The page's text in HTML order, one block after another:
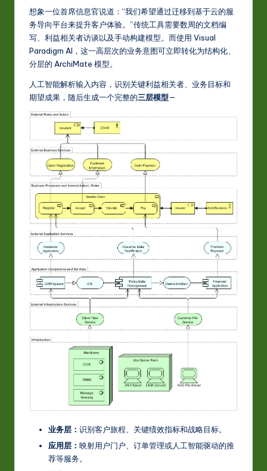
In
ti
想象一位首席信息官说道：“我们希望通过迁移到基于云的服
务导向平台来提升客户体验。”传统工具需要数周的文档编
写、利益相关者访谈以及手动构建模型。而使用 Visual
Paradigm AI，这一高层次的业务意图可立即转化为结构化、
分层的 ArchiMate 模型。
人工智能解析输入内容，识别关键利益相关者、业务目标和
期望成果，随后生成一个完整的三层模型—
业务层： 识别客户旅程、关键绩效指标和战略目标。
应用层： 映射用户门户、订单管理或人工智能驱动的推
荐等服务。